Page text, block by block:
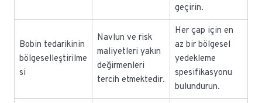
geçirin.
Bobin tedarikinin
bölgeselleştirilme
si
Navlun ve risk
maliyetleri yakın
değirmenleri
tercih etmektedir.
Her çap için en
az bir bölgesel
yedekleme
spesifikasyonu
bulundurun.